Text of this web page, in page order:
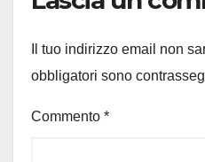
Il tuo indirizzo email non
obbligatori sono
Commento *